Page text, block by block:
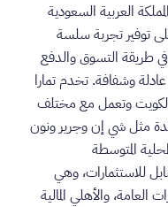
العربية السعودية
توفير تجربة سلسة
في طريقة التسوق والدفع
وشفافة. تخدم تمارا
والكويت وتعمل مع مختلف
مثل شي إن وجرير ونون
المتوسطة
للاستثمارات، وهي
والأهلي المالية